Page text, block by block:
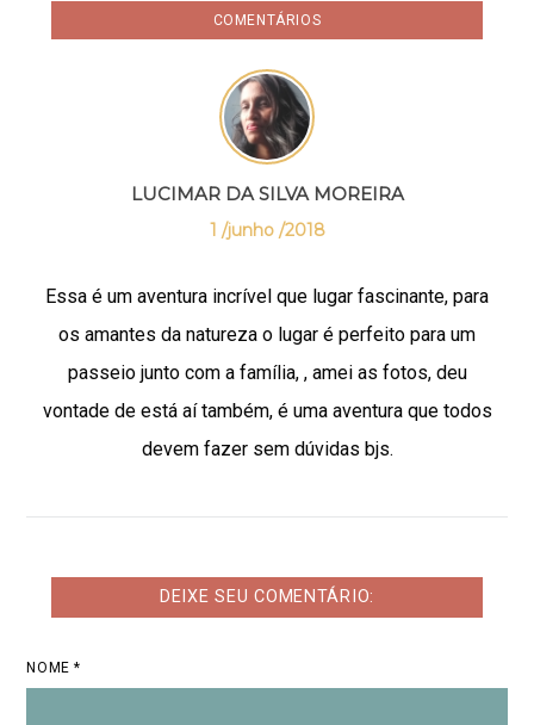
COMENTÁRIOS
LUCIMAR DA SILVA MOREIRA
1 /junho /2018
Essa é um aventura incrível que lugar fascinante, para
os amantes da natureza o lugar é perfeito para um
passeio junto com a família, , amei as fotos, deu
vontade de está aí também, é uma aventura que todos
devem fazer sem dúvidas bjs.
DEIXE SEU COMENTÁRIO:
NOME *